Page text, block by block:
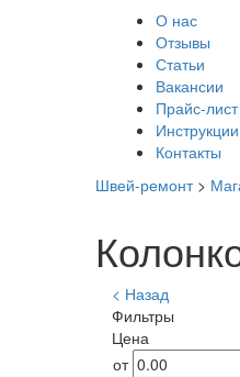
О нас
Отзывы
Статьи
Вакансии
Прайс-лист
Инструкции
Контакты
Швей-ремонт>
< Назад
Фильтры
Цена
от